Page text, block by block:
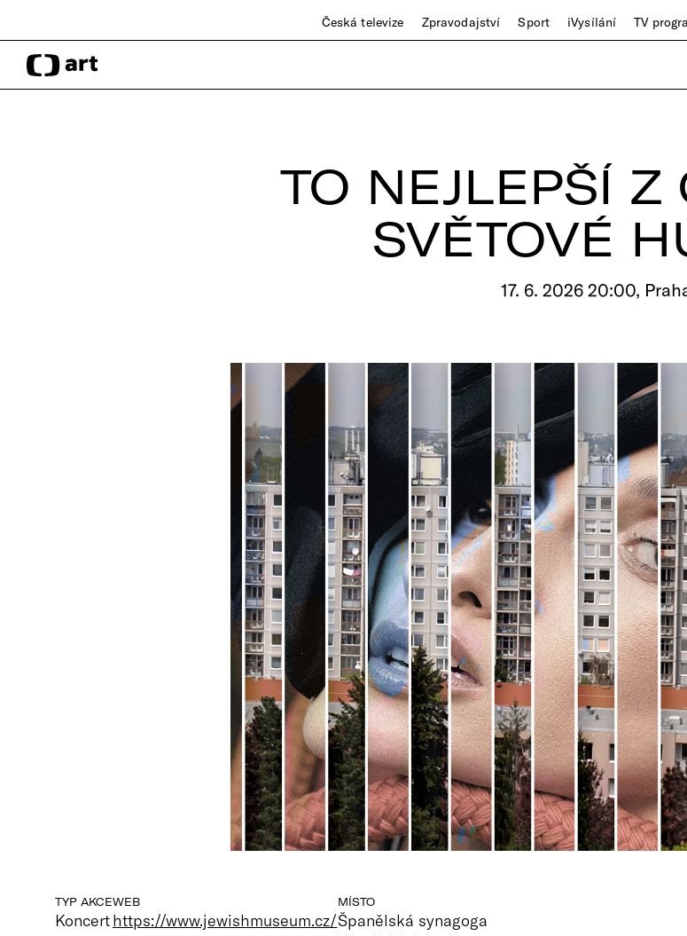
Česká televize Zpravodajství Sport iVysílání TV
TO NEJLEPŠÍ Z
SVĚTOVÉ
17. 6. 2026 20:00,
TYP AKCE
Koncert
WEB
https://www.jewishmuseum.cz/
MÍSTO
Španělská synagoga